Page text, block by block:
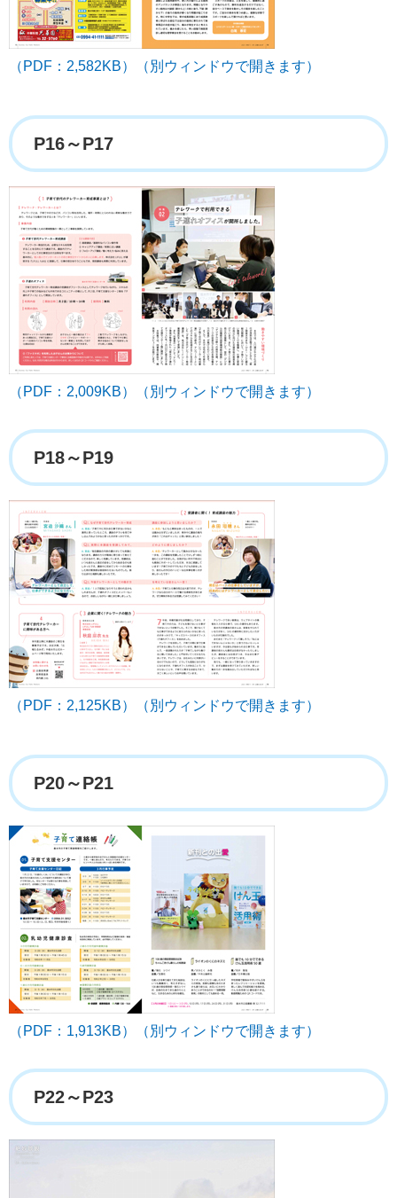
（PDF：2,582KB）（別ウィンドウで開きます）
P16～P17
（PDF：2,009KB）（別ウィンドウで開きます）
P18～P19
（PDF：2,125KB）（別ウィンドウで開きます）
P20～P21
（PDF：1,913KB）（別ウィンドウで開きます）
P22～P23